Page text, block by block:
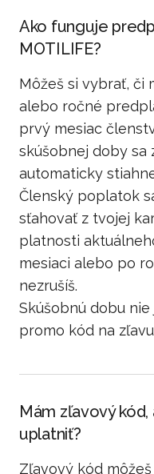
Ako funguje
MOTILIFE?
Môžeš si vybrať, či
alebo ročné
prvý mesiac
skúšobnej doby sa
automaticky
Členský poplatok
sťahovať z tvojej
platnosti
mesiaci alebo po
nezrušíš.
Skúšobnú dobu
promo kód na
Mám zľavový kód,
uplatniť?
Zľavový kód